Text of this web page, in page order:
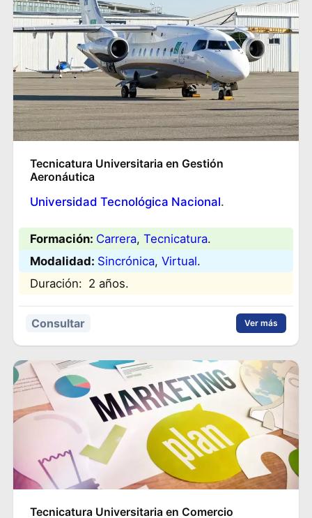
Tecnicatura Universitaria en Gestión
Aeronáutica
Universidad Tecnológica Nacional.
Formación: Carrera, Tecnicatura.
Modalidad: Sincrónica, Virtual.
Duración: 2 años.
Consultar Ver más
Tecnicatura Universitaria en Comercio